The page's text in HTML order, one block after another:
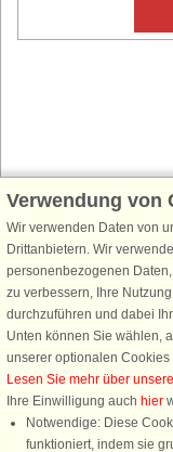
Schließen Sie sich
Erhalten Sie einen
Ferienhausurlaub -
an. Verpassen Sie nie
Urlaubstipps!
Verwendung von
Wir verwenden Daten von
Drittanbietern. Wir
personenbezogenen
zu verbessern, Ihre
durchzuführen und dabei
Unten können Sie wählen,
unserer optionalen
Lesen Sie mehr über
Ihre Einwilligung auch hier
Notwendige: Diese
funktioniert, indem sie